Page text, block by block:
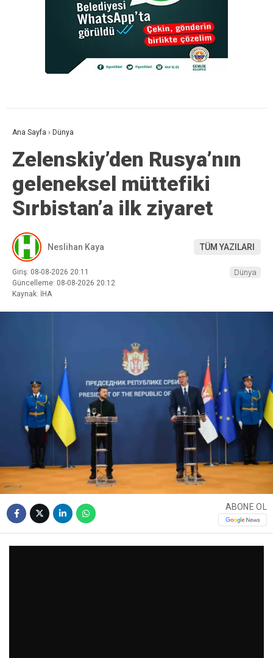
Ana Sayfa › Dünya
Zelenskiy’den Rusya’nın
geleneksel müttefiki
Sırbistan’a ilk ziyaret
Neslihan Kaya TÜM YAZILARI
Giriş: 08-08-2026 20:11
Güncelleme: 08-08-2026 20:12
Kaynak: İHA
Dünya
ABONE OL